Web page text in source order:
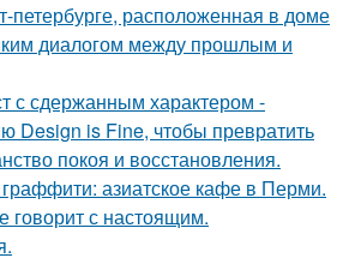
петербурге, расположенная в доме
диалогом между прошлым и
с сдержанным характером -
Design is Fine, чтобы превратить
покоя и восстановления.
азиатское кафе в Перми.
говорит с настоящим.